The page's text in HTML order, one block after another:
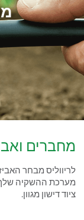
מחברים
לריווליס מבחר
מערכת ההשקיה
ציוד דישון מגוון.